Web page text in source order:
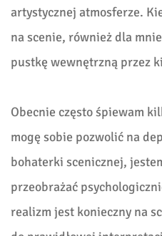
artystycznej atmosferze.
na scenie, również dla
pustkę wewnętrzną przez
Obecnie często śpiewam
mogę sobie pozwolić na
bohaterki scenicznej,
przeobrażać
realizm jest konieczny na